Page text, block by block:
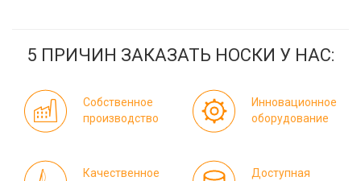
5 ПРИЧИН ЗАКАЗАТЬ НОСКИ У НАС:
Собственное
производство
Инновационное
оборудование
Качественное
Доступная